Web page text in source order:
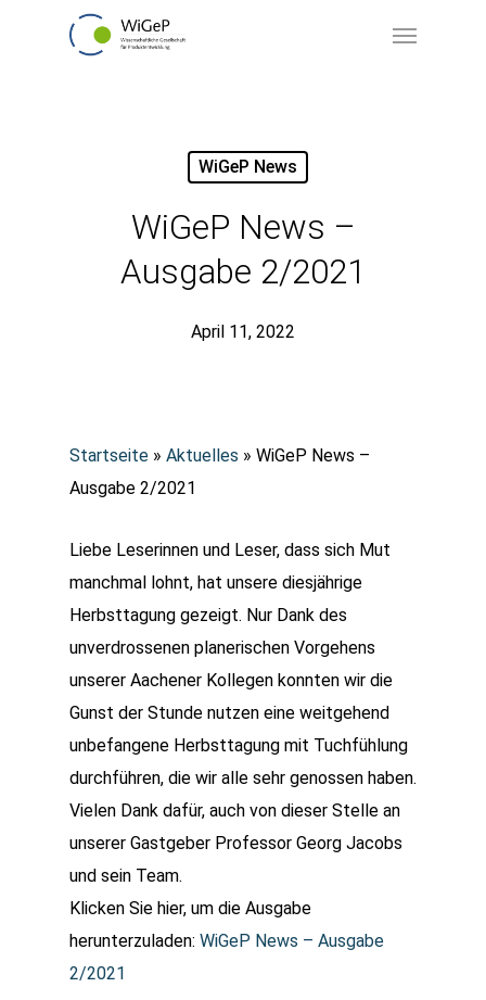
WiGeP News
WiGeP News –
Ausgabe 2/2021
April 11, 2022
Startseite » Aktuelles » WiGeP News –
Ausgabe 2/2021
Liebe Leserinnen und Leser, dass sich Mut
manchmal lohnt, hat unsere diesjährige
Herbsttagung gezeigt. Nur Dank des
unverdrossenen planerischen Vorgehens
unserer Aachener Kollegen konnten wir die
Gunst der Stunde nutzen eine weitgehend
unbefangene Herbsttagung mit Tuchfühlung
durchführen, die wir alle sehr genossen haben.
Vielen Dank dafür, auch von dieser Stelle an
unserer Gastgeber Professor Georg Jacobs
und sein Team.
Klicken Sie hier, um die Ausgabe
herunterzuladen: WiGeP News – Ausgabe
2/2021